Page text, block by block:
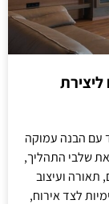
ליצירת
עם הבנה עמוקה
שלבי התהליך,
תאורה ועיצוב
לצד אירוח,